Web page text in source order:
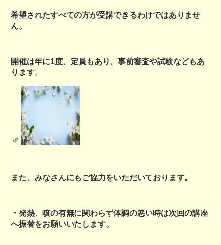
希望されたすべての方が受講できるわけではありませ
ん。
開催は年に1度、定員もあり、事前審査や試験などもあ
ります。
また、みなさんにもご協力をいただいております。
・発熱、咳の有無に関わらず体調の悪い時は次回の講座
へ振替をお願いいたします。